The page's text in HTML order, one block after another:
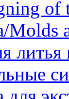
of
Molds
литья